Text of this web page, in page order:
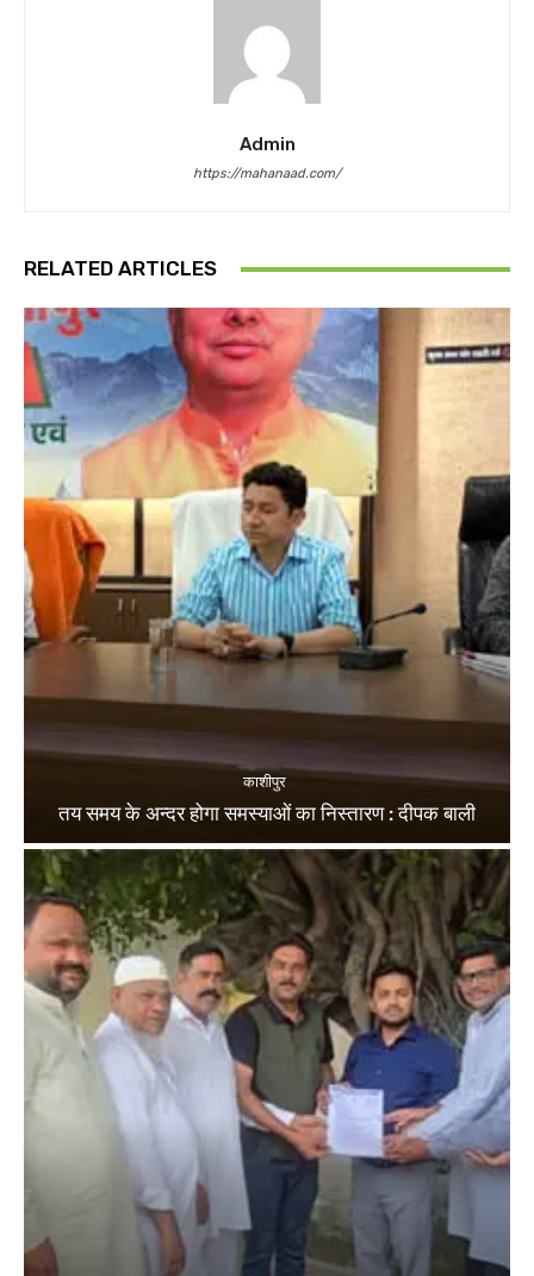
Admin
https://mahanaad.com/
RELATED ARTICLES
काशीपुर
तय समय के अन्दर होगा समस्याओं का निस्तारण : दीपक बाली